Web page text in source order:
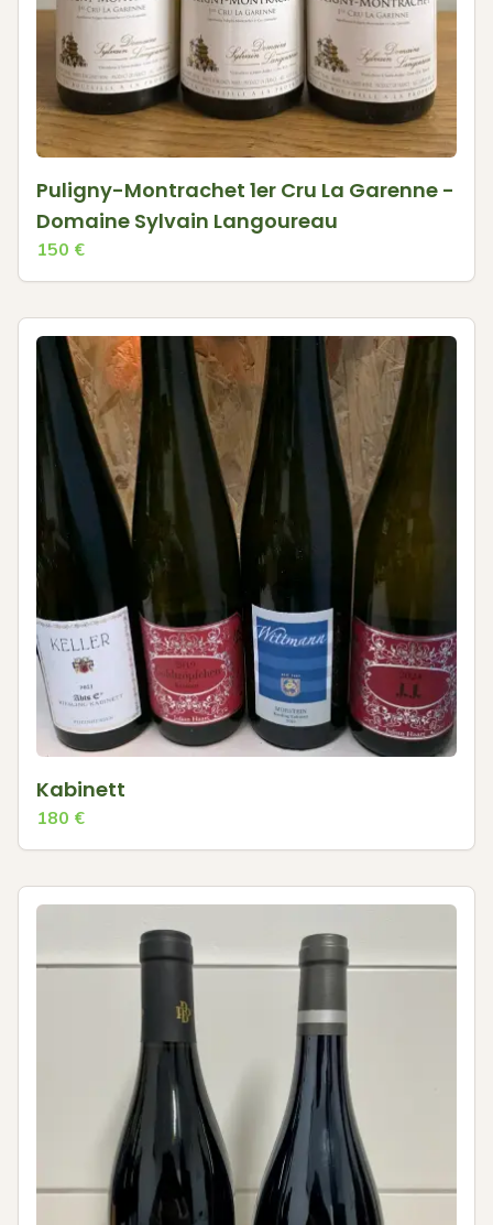
Puligny-Montrachet 1er Cru La Garenne -
Domaine Sylvain Langoureau
150 €
Kabinett
180 €